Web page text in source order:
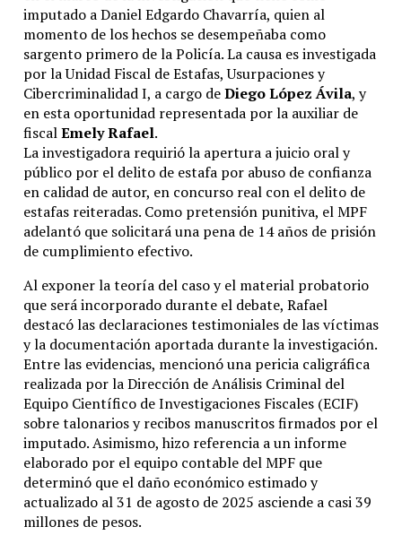
imputado a Daniel Edgardo Chavarría, quien al
momento de los hechos se desempeñaba como
sargento primero de la Policía. La causa es investigada
por la Unidad Fiscal de Estafas, Usurpaciones y
Cibercriminalidad I, a cargo deDiego López Ávila, y
en esta oportunidad representada por la auxiliar de
fiscalEmely Rafael.
La investigadora requirió la apertura a juicio oral y
público por el delito de estafa por abuso de confianza
en calidad de autor, en concurso real con el delito de
estafas reiteradas. Como pretensión punitiva, el MPF
adelantó que solicitará una pena de 14 años de prisión
de cumplimiento efectivo.
Al exponer la teoría del caso y el material probatorio
que será incorporado durante el debate, Rafael
destacó las declaraciones testimoniales de las víctimas
y la documentación aportada durante la investigación.
Entre las evidencias, mencionó una pericia caligráfica
realizada por la Dirección de Análisis Criminal del
Equipo Científico de Investigaciones Fiscales (ECIF)
sobre talonarios y recibos manuscritos firmados por el
imputado. Asimismo, hizo referencia a un informe
elaborado por el equipo contable del MPF que
determinó que el daño económico estimado y
actualizado al 31 de agosto de 2025 asciende a casi 39
millones de pesos.